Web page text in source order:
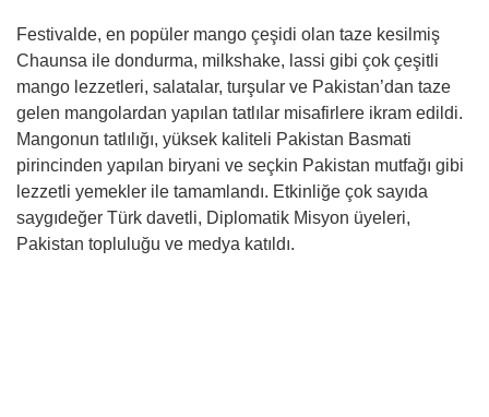
Festivalde, en popüler mango çeşidi olan taze kesilmiş
Chaunsa ile dondurma, milkshake, lassi gibi çok çeşitli
mango lezzetleri, salatalar, turşular ve Pakistan’dan taze
gelen mangolardan yapılan tatlılar misafirlere ikram edildi.
Mangonun tatlılığı, yüksek kaliteli Pakistan Basmati
pirincinden yapılan biryani ve seçkin Pakistan mutfağı gibi
lezzetli yemekler ile tamamlandı. Etkinliğe çok sayıda
saygıdeğer Türk davetli, Diplomatik Misyon üyeleri,
Pakistan topluluğu ve medya katıldı.